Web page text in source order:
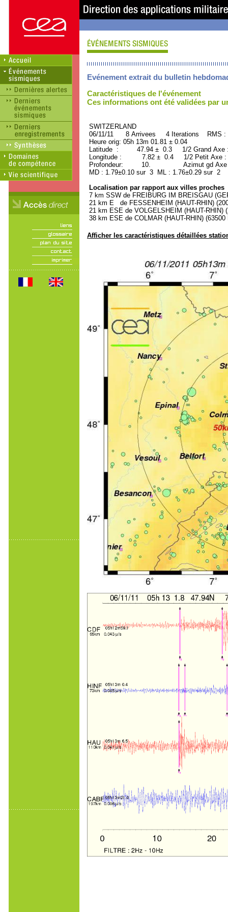
Evénement extrait du bulletin
Caractéristiques de l'événement
Ces informations ont été validées par
SWITZERLAND
06/11/11 8 Arrivees 4 Iterations RMS :
Heure orig: 05h 13m 01.81 ± 0.04
Latitude : 47.94 ± 0.3 1/2 Grand
Longitude : 7.82 ± 0.4 1/2 Petit Axe
Profondeur: 10. Azimut gd Axe :
MD : 1.79±0.10 sur 3 ML : 1.76±0.29 sur 2
Localisation par rapport aux villes proches
7 km SSW de FREIBURG IM BREISGAU
21 km E de FESSENHEIM (HAUT-RHIN)
21 km ESE de VOLGELSHEIM (HAUT-RHIN)
38 km ESE de COLMAR (HAUT-RHIN) (63500
Afficher les caractéristiques détaillées